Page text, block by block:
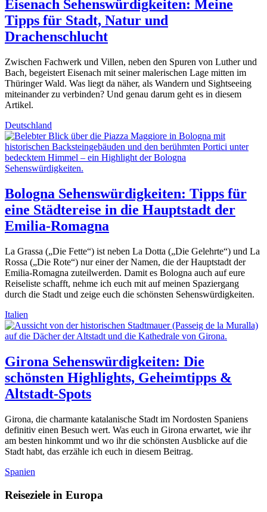
Eisenach Sehenswürdigkeiten: Meine
Tipps für Stadt, Natur und
Drachenschlucht
Zwischen Fachwerk und Villen, neben den Spuren von Luther und
Bach, begeistert Eisenach mit seiner malerischen Lage mitten im
Thüringer Wald. Was liegt da näher, als Wandern und Sightseeing
miteinander zu verbinden? Und genau darum geht es in diesem
Artikel.
Deutschland
Bologna Sehenswürdigkeiten: Tipps für
eine Städtereise in die Hauptstadt der
Emilia-Romagna
La Grassa („Die Fette“) ist neben La Dotta („Die Gelehrte“) und La
Rossa („Die Rote“) nur einer der Namen, die der Hauptstadt der
Emilia-Romagna zuteilwerden. Damit es Bologna auch auf eure
Reiseliste schafft, nehme ich euch mit auf meinen Spaziergang
durch die Stadt und zeige euch die schönsten Sehenswürdigkeiten.
Italien
Girona Sehenswürdigkeiten: Die
schönsten Highlights, Geheimtipps &
Altstadt-Spots
Girona, die charmante katalanische Stadt im Nordosten Spaniens
definitiv einen Besuch wert. Was euch in Girona erwartet, wie ihr
am besten hinkommt und wo ihr die schönsten Ausblicke auf die
Stadt habt, das erzähle ich euch in diesem Beitrag.
Spanien
Reiseziele in Europa